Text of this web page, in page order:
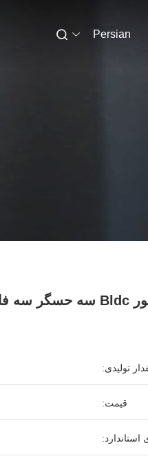
Persian
تولیدی:
قیمت:
استاندارد: